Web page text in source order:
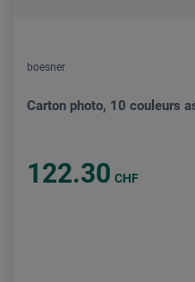
boesner
Carton photo, 10 couleurs
122.30 CHF